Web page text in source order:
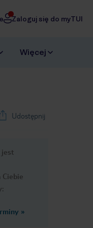
Zaloguj się do myTUI
Więcej
Udostępnij
jest
Ciebie
»
Wyjątkowy